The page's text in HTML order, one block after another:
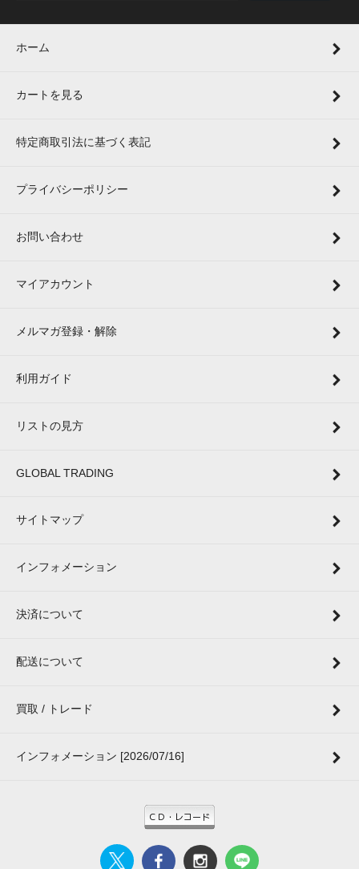
ホーム
カートを見る
特定商取引法に基づく表記
プライバシーポリシー
お問い合わせ
マイアカウント
メルマガ登録・解除
利用ガイド
リストの見方
GLOBAL TRADING
サイトマップ
インフォメーション
決済について
配送について
買取 / トレード
インフォメーション [2026/07/16]